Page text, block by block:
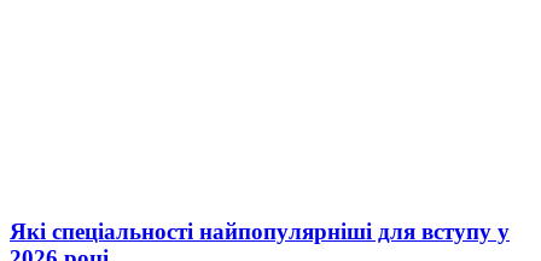
Які спеціальності найпопулярніші для вступу у